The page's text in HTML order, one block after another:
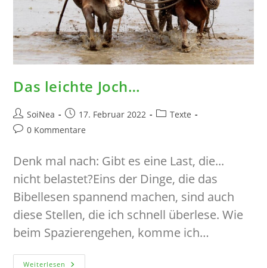
Das leichte Joch…
Beitrags-
Autor:
SoiNea
Beitrag
veröffentlicht:
17. Februar 2022
Beitrags-
Texte
Beitrags-
0 Kommentare
Denk mal nach: Gibt es eine Last, die...
nicht belastet?Eins der Dinge, die das
Bibellesen spannend machen, sind auch
diese Stellen, die ich schnell überlese. Wie
beim Spazierengehen, komme ich…
Weiterlesen Das